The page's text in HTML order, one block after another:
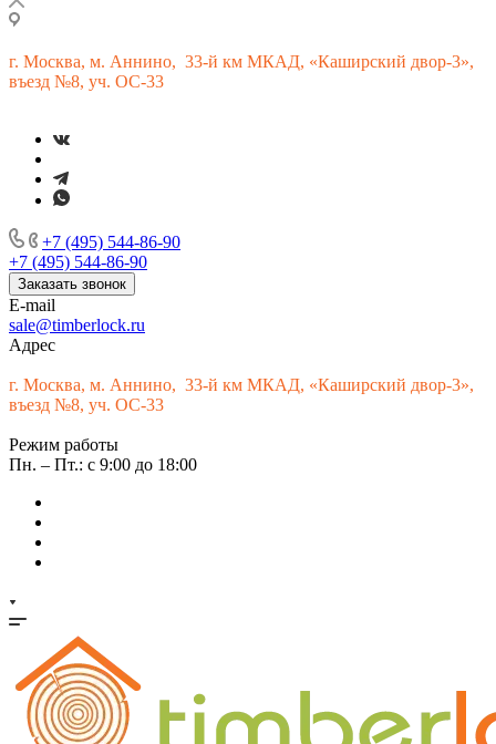
г. Москва, м. Аннино, 33-й км МКАД, «Каширский двор-3»,
въезд №8, уч. ОС-33
+7 (495) 544-86-90
+7 (495) 544-86-90
Заказать звонок
E-mail
sale@timberlock.ru
Адрес
г. Москва, м. Аннино, 33-й км МКАД, «Каширский двор-3»,
въезд №8, уч. ОС-33
Режим работы
Пн. – Пт.: с 9:00 до 18:00